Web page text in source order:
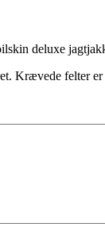
deluxe
Krævede felter er